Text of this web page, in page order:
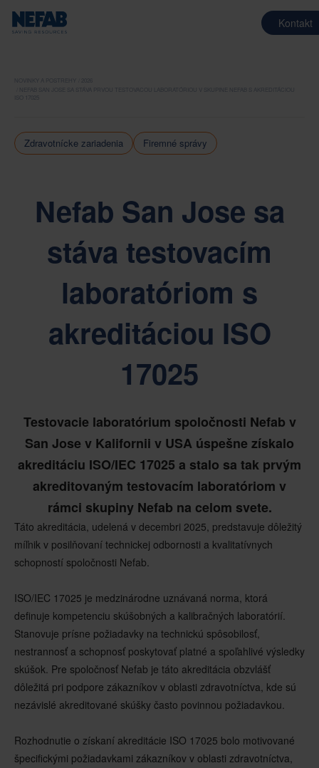
Kontakt
NOVINKY A POSTREHY
NEFAB SAN JOSE SA STÁVA PRVOU TESTOVACOU LABORATÓRIOU V SKUPINE NEFAB S AKREDITÁCIOU
Zdravotnícke zariadenia Firemné správy
Nefab San Jose sa
stáva testovacím
laboratóriom s
akreditáciou ISO
17025
Testovacie laboratórium spoločnosti Nefab v
San Jose v Kalifornii v USA úspešne získalo
akreditáciu ISO/IEC 17025 a stalo sa tak prvým
akreditovaným testovacím laboratóriom v
rámci skupiny Nefab na celom svete.
Táto akreditácia, udelená v decembri 2025, predstavuje dôležitý
míľnik v posilňovaní technickej odbornosti a kvalitatívnych
schopností spoločnosti Nefab.
ISO/IEC 17025 je medzinárodne uznávaná norma, ktorá
definuje kompetenciu skúšobných a kalibračných laboratórií.
Stanovuje prísne požiadavky na technickú spôsobilosť,
nestrannosť a schopnosť poskytovať platné a spoľahlivé výsledky
skúšok. Pre spoločnosť Nefab je táto akreditácia obzvlášť
dôležitá pri podpore zákazníkov v oblasti zdravotníctva, kde sú
nezávislé akreditované skúšky často povinnou požiadavkou.
Rozhodnutie o získaní akreditácie ISO 17025 bolo motivované
špecifickými požiadavkami zákazníkov v oblasti zdravotníctva,